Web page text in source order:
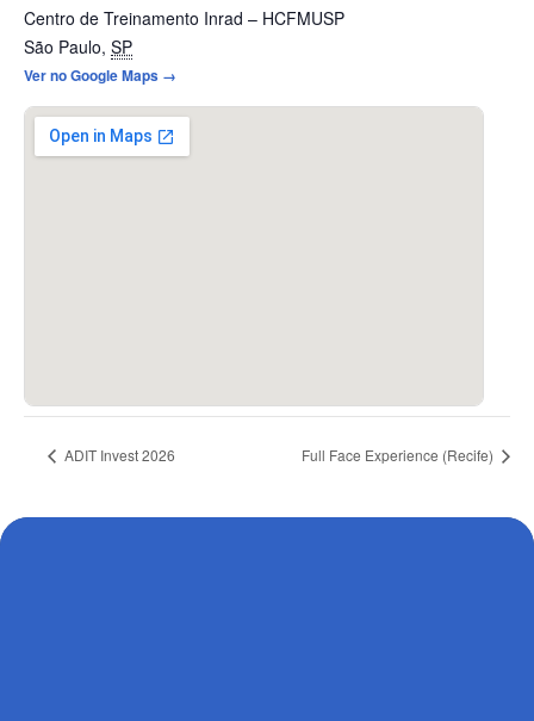
Centro de Treinamento Inrad – HCFMUSP
São Paulo, SP
Ver no Google Maps →
ADIT Invest 2026 Full Face Experience (Recife)